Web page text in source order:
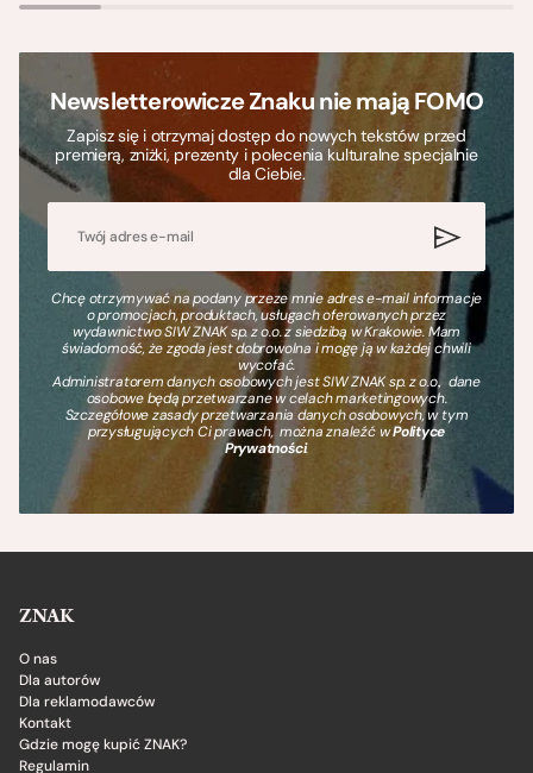
Newsletterowicze Znaku nie mają FOMO
Zapisz się i otrzymaj dostęp do nowych tekstów przed
premierą, zniżki, prezenty i polecenia kulturalne specjalnie
dla Ciebie.
Chcę otrzymywać na podany przeze mnie adres e-mail informacje
o promocjach, produktach, usługach oferowanych przez
wydawnictwo SIW ZNAK sp. z o.o. z siedzibą w Krakowie. Mam
świadomość, że zgoda jest dobrowolna i mogę ją w każdej chwili
wycofać.
Administratorem danych osobowych jest SIW ZNAK sp. z o.o., dane
osobowe będą przetwarzane w celach marketingowych.
Szczegółowe zasady przetwarzania danych osobowych, w tym
przysługujących Ci prawach, można znaleźć wPolityce
Prywatności.
ZNAK
O nas
Dla autorów
Dla reklamodawców
Kontakt
Gdzie mogę kupić ZNAK?
Regulamin